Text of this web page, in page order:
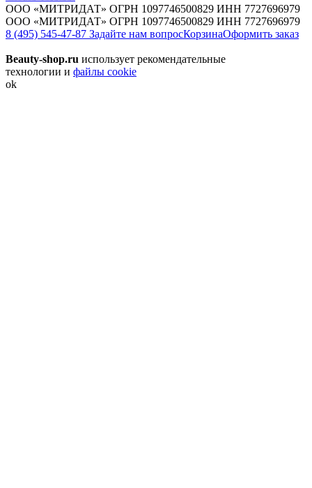
ООО «МИТРИДАТ» ОГРН 1097746500829 ИНН 7727696979
ООО «МИТРИДАТ» ОГРН 1097746500829 ИНН 7727696979
8 (495) 545-47-87 Задайте нам вопросКорзинаОформить заказ
Beauty-shop.ru использует рекомендательные
технологии и файлы cookie
ok